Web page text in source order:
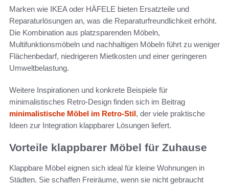
Marken wie IKEA oder HÄFELE bieten Ersatzteile und
Reparaturlösungen an, was die Reparaturfreundlichkeit erhöht.
Die Kombination aus platzsparenden Möbeln,
Multifunktionsmöbeln und nachhaltigen Möbeln führt zu weniger
Flächenbedarf, niedrigeren Mietkosten und einer geringeren
Umweltbelastung.
Weitere Inspirationen und konkrete Beispiele für
minimalistisches Retro-Design finden sich im Beitrag
minimalistische Möbel im Retro-Stil, der viele praktische
Ideen zur Integration klappbarer Lösungen liefert.
Vorteile klappbarer Möbel für Zuhause
Klappbare Möbel eignen sich ideal für kleine Wohnungen in
Städten. Sie schaffen Freiräume, wenn sie nicht gebraucht